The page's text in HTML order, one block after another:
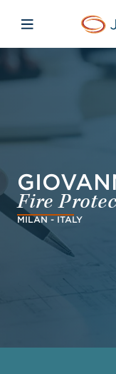
Open mobile
Fire
MILAN - ITALY